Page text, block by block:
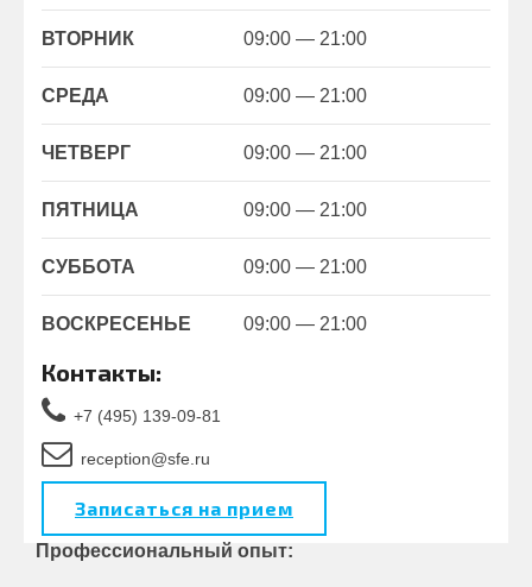
ВТОРНИК 09:00 — 21:00
СРЕДА 09:00 — 21:00
ЧЕТВЕРГ 09:00 — 21:00
ПЯТНИЦА 09:00 — 21:00
СУББОТА 09:00 — 21:00
ВОСКРЕСЕНЬЕ 09:00 — 21:00
Контакты:
+7 (495) 139-09-81
reception@sfe.ru
Записаться на прием
Профессиональный опыт: